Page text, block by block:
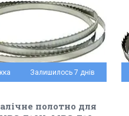
Залишилось 7 днів
полотно для